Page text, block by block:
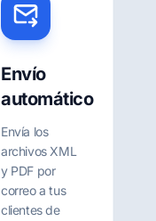
Envío
automático
Envía los
archivos XML
y PDF por
correo a tus
clientes de